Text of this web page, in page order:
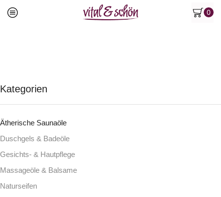
0
Kategorien
Ätherische Saunaöle
Duschgels & Badeöle
Gesichts- & Hautpflege
Massageöle & Balsame
Naturseifen